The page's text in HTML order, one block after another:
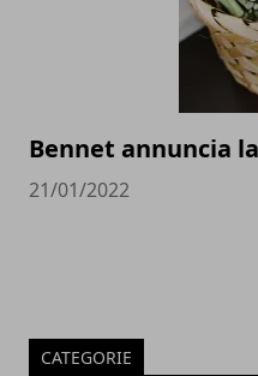
Bennet annuncia
21/01/2022
CATEGORIE